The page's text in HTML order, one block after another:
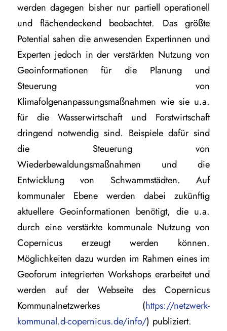
werden dagegen bisher nur partiell operationell
und flächendeckend beobachtet. Das größte
Potential sahen die anwesenden Expertinnen und
Experten jedoch in der verstärkten Nutzung von
Geoinformationen für die Planung und
Steuerung von
Klimafolgenanpassungsmaßnahmen wie sie u.a.
für die Wasserwirtschaft und Forstwirtschaft
dringend notwendig sind. Beispiele dafür sind
die Steuerung von
Wiederbewaldungsmaßnahmen und die
Entwicklung von Schwammstädten. Auf
kommunaler Ebene werden dabei zukünftig
aktuellere Geoinformationen benötigt, die u.a.
durch eine verstärkte kommunale Nutzung von
Copernicus erzeugt werden können.
Möglichkeiten dazu wurden im Rahmen eines im
Geoforum integrierten Workshops erarbeitet und
werden auf der Webseite des Copernicus
Kommunalnetzwerkes (https://netzwerk-
kommunal.d-copernicus.de/info/) publiziert.